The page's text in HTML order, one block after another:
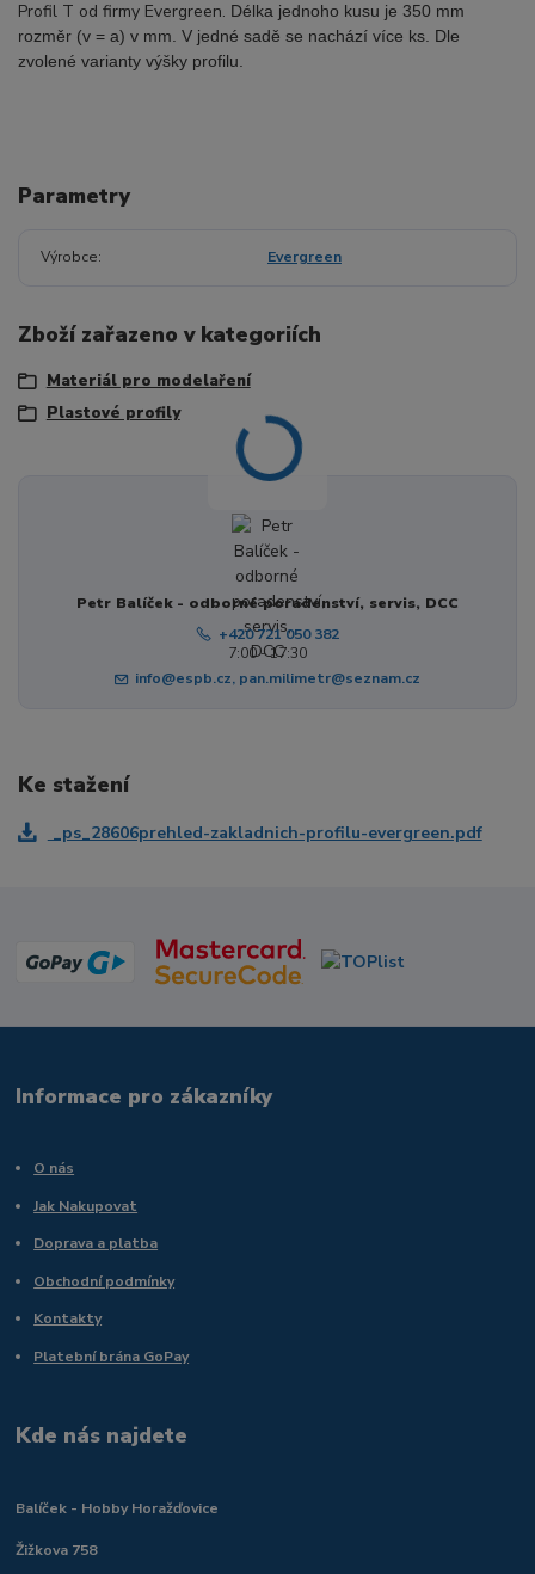
Profil T od firmy Evergreen. Délka jednoho kusu je 350 mm
rozměr (v = a) v mm. V jedné sadě se nachází více ks. Dle
zvolené varianty výšky profilu.
Parametry
Výrobce Evergreen
Zboží zařazeno v kategoriích
Materiál pro modelaření
Plastové profily
Petr Balíček - odborné poradenství, servis, DCC
+420 721 050 382
7:00 - 17:30
info@espb.cz, pan.milimetr@seznam.cz
Ke stažení
_ps_28606prehled-zakladnich-profilu-evergreen.pdf
Informace pro zákazníky
O nás
Jak Nakupovat
Doprava a platba
Obchodní podmínky
Kontakty
Platební brána GoPay
Kde nás najdete
Balíček - Hobby Horažďovice
Žižkova 758